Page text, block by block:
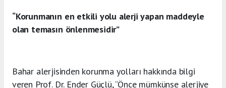
“Korunmanın en etkili yolu alerji yapan maddeyle
olan temasın önlenmesidir”
Bahar alerjisinden korunma yolları hakkında bilgi
veren Prof. Dr. Ender Güçlü, “Önce mümkünse alerjiye